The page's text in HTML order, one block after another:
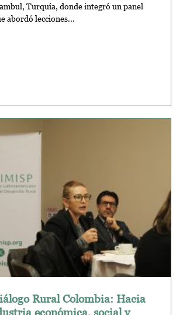
Turquía, donde integró un panel
abordó lecciones...
Rural Colombia: Hacia
económica, social y